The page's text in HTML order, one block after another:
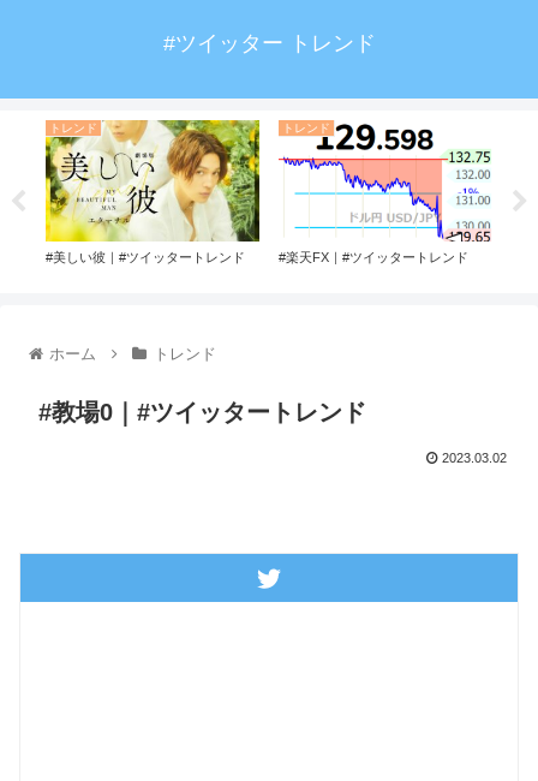
#ツイッター トレンド
トレンド
#美しい彼｜#ツイッタートレンド
トレンド
#楽天FX｜#ツイッタートレンド
ホーム トレンド
#教場0｜#ツイッタートレンド
2023.03.02